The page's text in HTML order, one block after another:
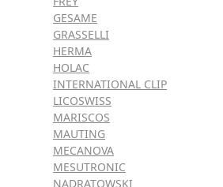
GESAME
GRASSELLI
HERMA
HOLAC
INTERNATIONAL CLIP
LICOSWISS
MARISCOS
MAUTING
MECANOVA
MESUTRONIC
NADRATOWSKI